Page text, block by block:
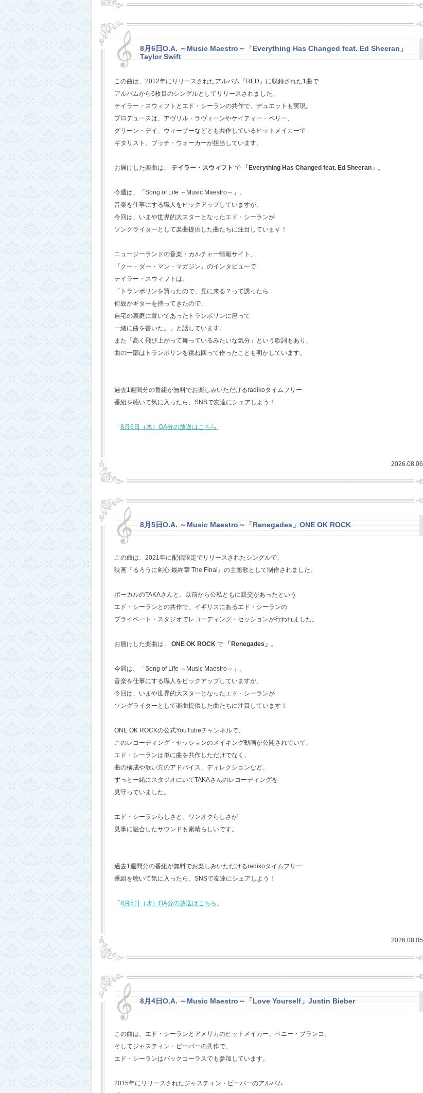
8月6日O.A. ～Music Maestro～「Everything Has Changed feat. Ed Sheeran」
Taylor Swift
この曲は、2012年にリリースされたアルバム『RED』に収録された1曲で
アルバムから6枚目のシングルとしてリリースされました。
テイラー・スウィフトとエド・シーランの共作で、デュエットも実現。
プロデュースは、アヴリル・ラヴィーンやケイティー・ペリー、
グリーン・デイ、ウィーザーなどとも共作しているヒットメイカーで
ギタリスト、ブッチ・ウォーカーが担当しています。
お届けした楽曲は、 テイラー・スウィフト で 「Everything Has Changed feat. Ed Sheeran」 。
今週は、「Song of Life ～Music Maestro～」。
音楽を仕事にする職人をピックアップしていますが、
今回は、いまや世界的大スターとなったエド・シーランが
ソングライターとして楽曲提供した曲たちに注目しています！
ニュージーランドの音楽・カルチャー情報サイト、
『クー・ダー・マン・マガジン』のインタビューで
テイラー・スウィフトは、
「トランポリンを買ったので、見に来る？って誘ったら
何故かギターを持ってきたので、
自宅の裏庭に置いてあったトランポリンに座って
一緒に曲を書いた。」と話しています。
また「高く飛び上がって舞っているみたいな気分」という歌詞もあり、
曲の一部はトランポリンを跳ね回って作ったことも明かしています。
過去1週間分の番組が無料でお楽しみいただけるradikoタイムフリー
番組を聴いて気に入ったら、SNSで友達にシェアしよう！
「 8月6日（木）OA分の放送はこちら 」
2026.08.06
8月5日O.A. ～Music Maestro～「Renegades」ONE OK ROCK
この曲は、2021年に配信限定でリリースされたシングルで、
映画『るろうに剣心 最終章 The Final』の主題歌として制作されました。
ボーカルのTAKAさんと、以前から公私ともに親交があったという
エド・シーランとの共作で、イギリスにあるエド・シーランの
プライベート・スタジオでレコーディング・セッションが行われました。
お届けした楽曲は、 ONE OK ROCK で 「Renegades」 。
今週は、「Song of Life ～Music Maestro～」。
音楽を仕事にする職人をピックアップしていますが、
今回は、いまや世界的大スターとなったエド・シーランが
ソングライターとして楽曲提供した曲たちに注目しています！
ONE OK ROCKの公式YouTubeチャンネルで、
このレコーディング・セッションのメイキング動画が公開されていて、
エド・シーランは単に曲を共作しただけでなく、
曲の構成や歌い方のアドバイス、ディレクションなど、
ずっと一緒にスタジオにいてTAKAさんのレコーディングを
見守っていました。
エド・シーランらしさと、ワンオクらしさが
見事に融合したサウンドも素晴らしいです。
過去1週間分の番組が無料でお楽しみいただけるradikoタイムフリー
番組を聴いて気に入ったら、SNSで友達にシェアしよう！
「 8月5日（水）OA分の放送はこちら 」
2026.08.05
8月4日O.A. ～Music Maestro～「Love Yourself」Justin Bieber
この曲は、エド・シーランとアメリカのヒットメイカー、ベニー・ブランコ、
そしてジャスティン・ビーバーの共作で、
エド・シーランはバックコーラスでも参加しています。
2015年にリリースされたジャスティン・ビーバーのアルバム